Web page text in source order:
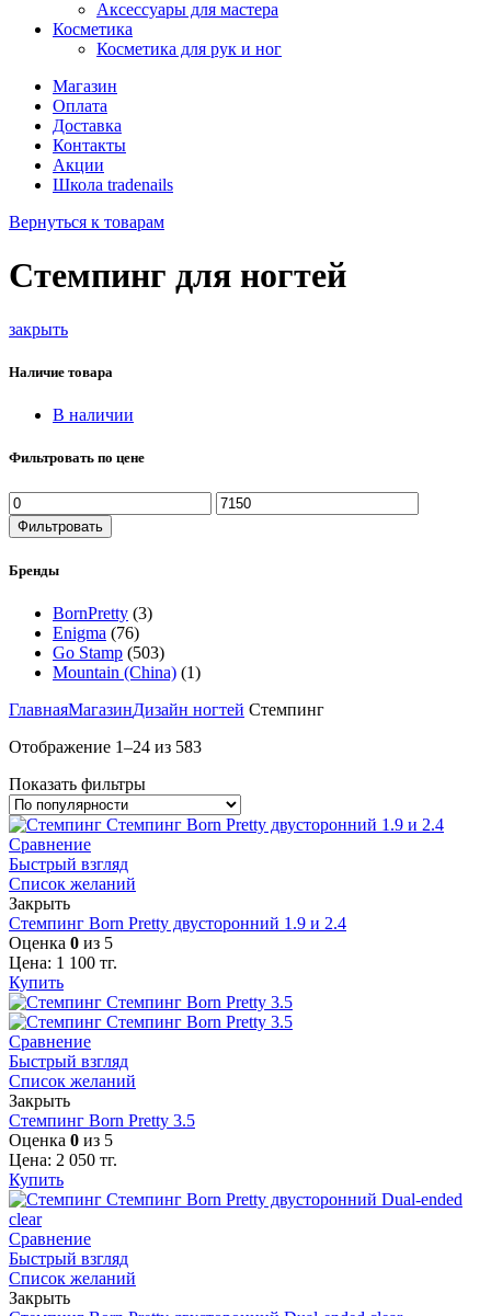
Аксессуары для мастера
Косметика
Косметика для рук и ног
Магазин
Оплата
Доставка
Контакты
Акции
Школа tradenails
Вернуться к товарам
Стемпинг для ногтей
закрыть
Наличие товара
В наличии
Фильтровать по цене
Фильтровать
Бренды
BornPretty (3)
Enigma (76)
Go Stamp (503)
Mountain (China) (1)
ГлавнаяМагазинДизайн ногтей Стемпинг
Отображение 1–24 из 583
Показать фильтры
Сравнение
Быстрый взгляд
Список желаний
Закрыть
Стемпинг Born Pretty двусторонний 1.9 и 2.4
Оценка 0 из 5
Цена: 1 100 тг.
Купить
Сравнение
Быстрый взгляд
Список желаний
Закрыть
Стемпинг Born Pretty 3.5
Оценка 0 из 5
Цена: 2 050 тг.
Купить
Сравнение
Быстрый взгляд
Список желаний
Закрыть